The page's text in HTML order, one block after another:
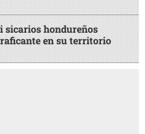
sicarios hondureños
en su territorio